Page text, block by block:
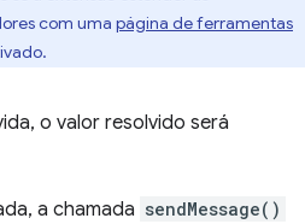
com uma página de ferramentas
o valor resolvido será
a chamada sendMessage()